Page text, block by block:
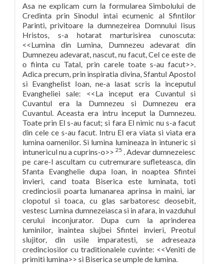
Asa ne explicam cum la formularea Simbolului de
Credinta prin Sinodul intai ecumenic al Sfintilor
Parinti, privitoare la dumnezeirea Domnului Iisus
Hristos, s-a hotarat marturisirea cunoscuta:
<<Lumina din Lumina, Dumnezeu adevarat din
Dumnezeu adevarat, nascut, nu facut, Cel ce este de
o fiinta cu Tatal, prin carele toate s-au facut>>.
Adica precum, prin inspiratia divina, Sfantul Apostol
si Evanghelist Ioan, ne-a lasat scris la inceputul
Evangheliei sale: <<La inceput era Cuvantul si
Cuvantul era la Dumnezeu si Dumnezeu era
Cuvantul. Aceasta era intru inceput la Dumnezeu.
Toate prin El s-au facut; si fara El nimic nu s-a facut
din cele ce s-au facut. Intru El era viata si viata era
lumina oamenilor. Si lumina lumineaza in intuneric si
intunericul nu a cuprins-o>> 25 . Adevar dumnezeiesc
pe care-l ascultam cu cutremurare sufleteasca, din
Sfanta Evanghelie dupa Ioan, in noaptea Sfintei
invieri, cand toata Biserica este luminata, toti
credinciosii poarta lumanarea aprinsa in maini, iar
clopotul si toaca, cu glas sarbatoresc deosebit,
vestesc Lumina dumnezeiasca si in afara, in vazduhul
cerului inconjurator. Dupa cum la aprinderea
luminilor, inaintea slujbei Sfintei invieri, Preotul
slujitor, din usile imparatesti, se adreseaza
credinciosilor cu traditionalele cuvinte: <<Veniti de
primiti lumina>> si Biserica se umple de lumina.